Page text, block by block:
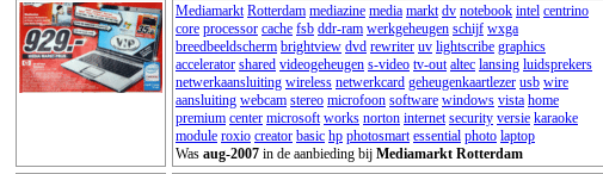
Mediamarkt Rotterdam mediazine media markt dv notebook intel centrino
core processor cache fsb ddr-ram werkgeheugen schijf wxga
breedbeeldscherm brightview dvd rewriter uv lightscribe graphics
accelerator shared videogeheugen s-video tv-out altec lansing luidsprekers
netwerkaansluiting wireless netwerkcard geheugenkaartlezer usb wire
aansluiting webcam stereo microfoon software windows vista home
premium center microsoft works norton internet security versie karaoke
module roxio creator basic hp photosmart essential photo laptop
Was aug-2007 in de aanbieding bij Mediamarkt Rotterdam